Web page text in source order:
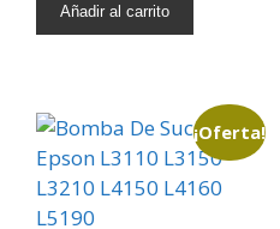
Añadir al carrito
¡Oferta!